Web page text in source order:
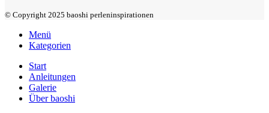
© Copyright 2025 baoshi perleninspirationen
Menü
Kategorien
Start
Anleitungen
Galerie
Über baoshi